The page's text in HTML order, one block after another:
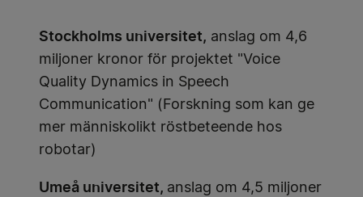
Stockholms universitet, anslag om 4,6
miljoner kronor för projektet "Voice
Quality Dynamics in Speech
Communication" (Forskning som kan ge
mer människolikt röstbeteende hos
robotar)
Umeå universitet, anslag om 4,5 miljoner